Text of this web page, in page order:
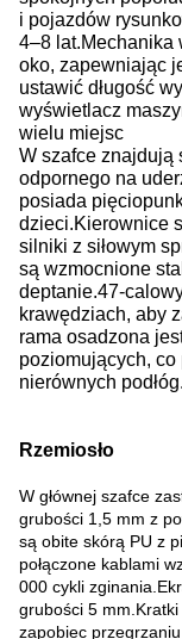
i pojazdów
4–8 lat.Mechanika
oko, zapewniając
ustawić długość
wyświetlacz
wielu miejsc
W szafce znajdują
odpornego na
posiada
dzieci.Kierownice
silniki z siłowym
są wzmocnione
deptanie.47-
krawędziach, aby
rama osadzona
poziomujących,
nierównych podłóg.
Rzemiosło
W głównej szafce
grubości 1,5 mm z
są obite skórą PU z
połączone kablami
000 cykli zginania.
grubości 5 mm.
zapobiec